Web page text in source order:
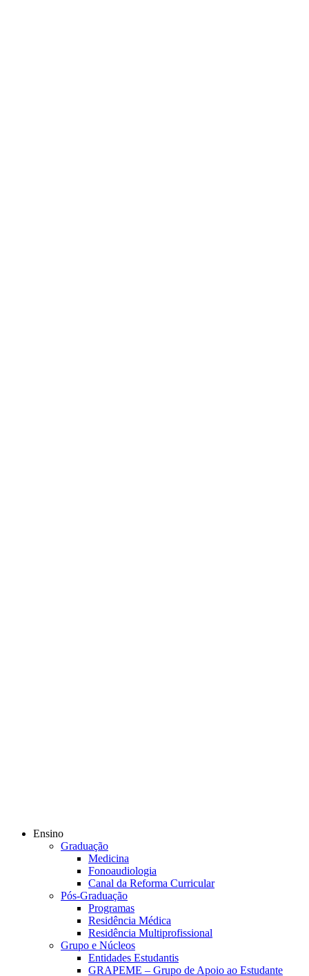
Ensino
Graduação
Medicina
Fonoaudiologia
Canal da Reforma Curricular
Pós-Graduação
Programas
Residência Médica
Residência Multiprofissional
Grupo e Núcleos
Entidades Estudantis
GRAPEME – Grupo de Apoio ao Estudante